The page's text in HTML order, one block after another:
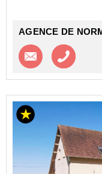
AGENCE DE
Contacter